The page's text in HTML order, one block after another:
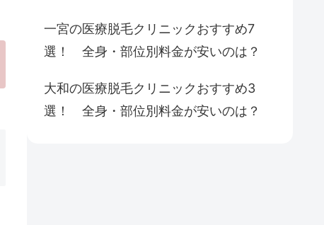
一宮の医療脱毛クリニックおすすめ7
選！ 全身・部位別料金が安いのは？
大和の医療脱毛クリニックおすすめ3
選！ 全身・部位別料金が安いのは？